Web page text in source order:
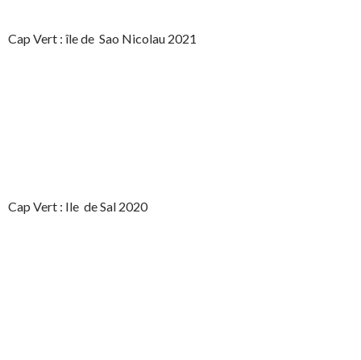
Cap Vert : île de Sao Nicolau 2021
Cap Vert : Ile de Sal 2020